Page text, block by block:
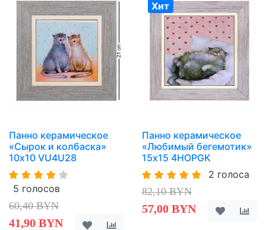
Панно керамическое
«Сырок и колбаска»
10х10 VU4U28
5 голосов
60,40 BYN
41,90 BYN
Хит
Панно керамическое
«Любимый бегемотик»
15х15 4HOPGK
2 голоса
82,10 BYN
57,00 BYN